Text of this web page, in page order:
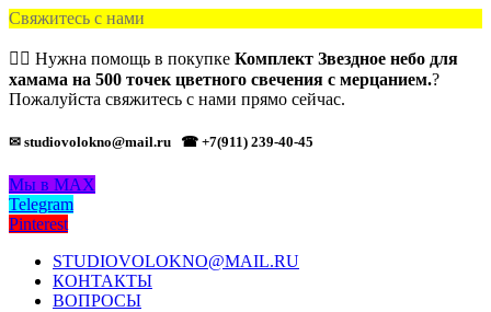
Свяжитесь с нами
🙋‍♂️ Нужна помощь в покупке Комплект Звездное небо для
хамама на 500 точек цветного свечения с мерцанием.?
Пожалуйста свяжитесь с нами прямо сейчас.
✉ studiovolokno@mail.ru ☎ +7(911) 239-40-45
Мы в MAX
Telegram
Pinterest
STUDIOVOLOKNO@MAIL.RU
КОНТАКТЫ
ВОПРОСЫ